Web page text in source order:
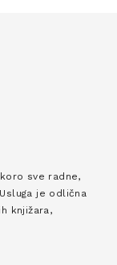
sve radne,
je odlična
knjižara,